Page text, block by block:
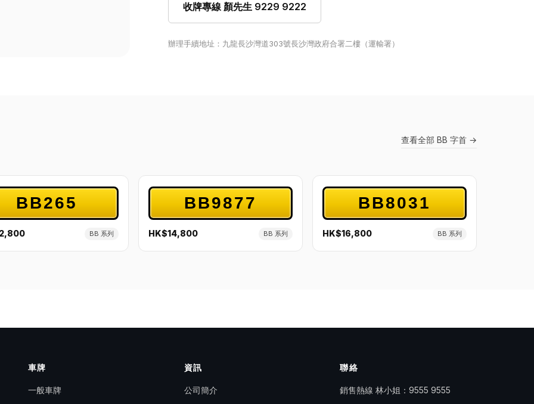
收牌專線 顏先生 9229 9222
辦理手續地址：九龍長沙灣道303號長沙灣政府合署二樓（運輸署）
查看全部 BB 字首 →
BB265
BB 系列
BB9877
HK$14,800 BB 系列
BB8031
HK$16,800 BB 系列
車牌
一般車牌
資訊
公司簡介
聯絡
銷售熱線 林小姐：9555 9555